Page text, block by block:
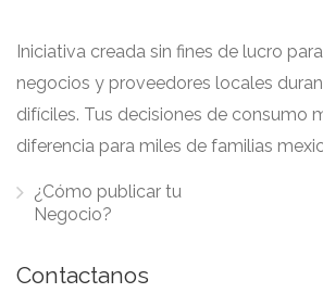
Iniciativa creada sin fines de lucro
negocios y proveedores locales
difíciles. Tus decisiones de consumo
diferencia para miles de familias
¿Cómo publicar tu
Negocio?
Contactanos